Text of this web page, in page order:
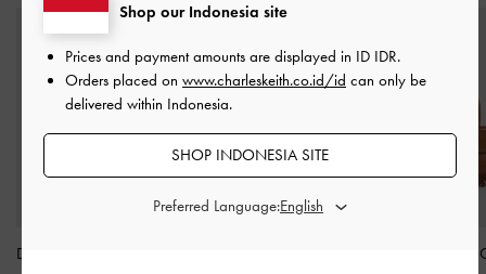
Dompet Small Zip-Around
Tas Tote
Shop our Indonesia site
Prices and payment amounts are displayed in ID IDR.
Orders placed on www.charleskeith.co.id/id can only be
delivered within Indonesia.
SHOP INDONESIA SITE
Preferred Language: